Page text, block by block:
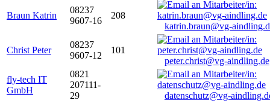
Braun Katrin
08237
9607-16
208
katrin.braun@vg-
Christ Peter
08237
9607-12
101
peter.christ@vg-aindling.de
fly-tech IT
GmbH
0821
207111-
29
datenschutz@vg-